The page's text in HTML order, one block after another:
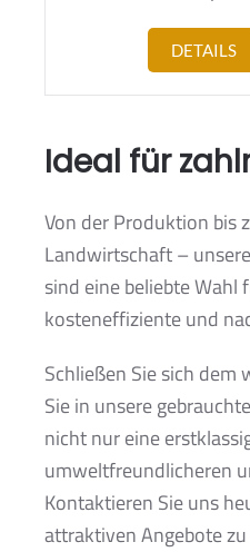
DETAILS
Ideal für
Von der Produktion bis
Landwirtschaft –
sind eine beliebte Wahl
kosteneffiziente und
Schließen Sie sich dem
Sie in unsere
nicht nur eine
umweltfreundlicheren
Kontaktieren Sie uns
attraktiven Angebote